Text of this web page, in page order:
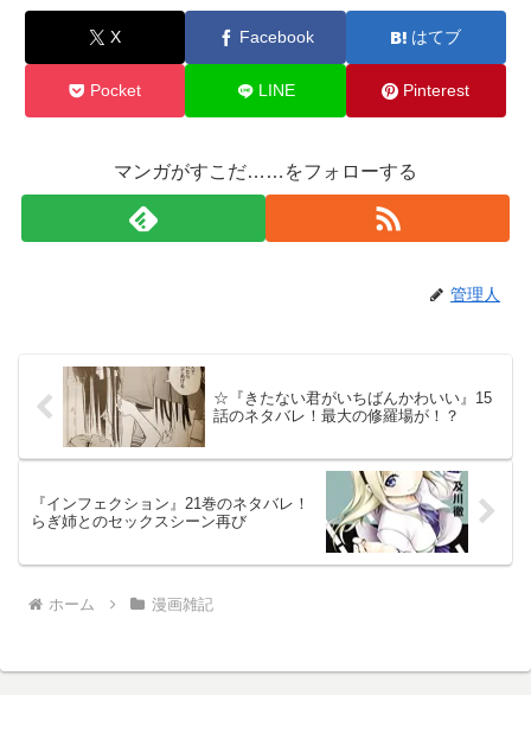
X Facebook はてブ
Pocket LINE Pinterest
マンガがすこだ……をフォローする
管理人
☆『きたない君がいちばんかわいい』15
話のネタバレ！最大の修羅場が！？
『インフェクション』21巻のネタバレ！
らぎ姉とのセックスシーン再び
ホーム 漫画雑記